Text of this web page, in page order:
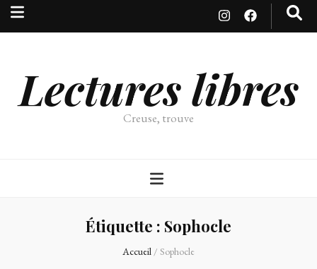
Lectures libres
Creuse, trouve
Étiquette : Sophocle
Accueil / Sophocle